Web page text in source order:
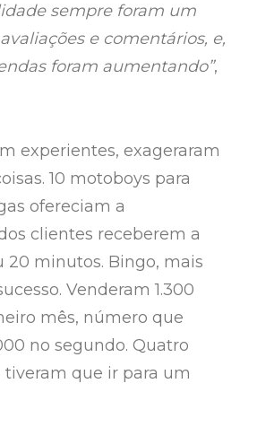
sempre foram um
e comentários, e,
foram aumentando”,
experientes, exageraram
10 motoboys para
ofereciam a
clientes receberem a
20 minutos. Bingo, mais
Venderam 1.300
mês, número que
no segundo. Quatro
tiveram que ir para um